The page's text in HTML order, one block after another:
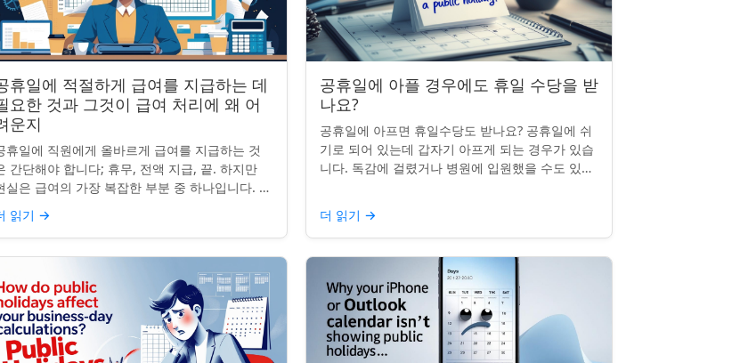
휴일에 적절하게 급여를 지급하는 데
요한 것과 그것이 급여 처리에 왜 어
운지
휴일에 직원에게 올바르게 급여를 지급하는 것
간단해야 합니다; 휴무, 전액 지급, 끝. 하지만
실은 급여의 가장 복잡한 부분 중 하나입니다. 계
약서, 근무 시간, 휴일 규칙이 달라지면 하나의 공
일이 준수 문제...
읽기 →
공휴일에 아플 경우에도 휴일 수당을 받
나요?
공휴일에 아프면 휴일수당도 받나요? 공휴일에 쉬
기로 되어 있는데 갑자기 아프게 되는 경우가 있습
니다. 독감에 걸렸거나 병원에 입원했을 수도 있죠.
더 읽기 →